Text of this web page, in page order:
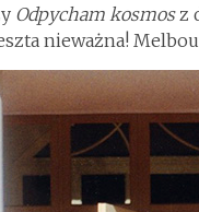
Odpycham kosmosz
nieważna!